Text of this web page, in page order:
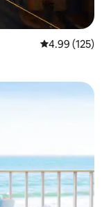
Calificación
4.99 (125)